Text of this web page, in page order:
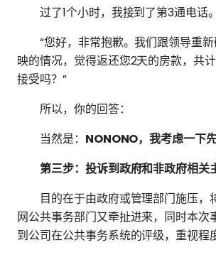
过了1个小时，我接到了第3通电话。
“您好，非常抱歉。我们跟领导重新
映的情况，觉得返还您2天的房款，共
接受吗？”
所以，你的回答：
当然是： NONONO，我考虑一下先
第三步：投诉到政府和非政府相关
目的在于由政府或管理部门施压，
网公共事务部门又牵扯进来，同时本次
到公司在公共事务系统的评级，重视程